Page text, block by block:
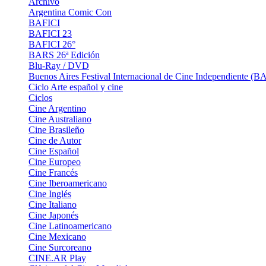
Argentina Comic Con
BAFICI
BAFICI 23
BAFICI 26°
BARS 26ª Edición
Blu-Ray / DVD
Buenos Aires Festival Internacional de Cine Independiente
Ciclo Arte español y cine
Ciclos
Cine Argentino
Cine Australiano
Cine Brasileño
Cine de Autor
Cine Español
Cine Europeo
Cine Francés
Cine Iberoamericano
Cine Inglés
Cine Italiano
Cine Japonés
Cine Latinoamericano
Cine Mexicano
Cine Surcoreano
CINE.AR Play